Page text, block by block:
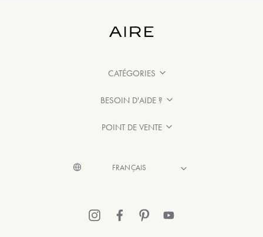
CATÉGORIES
BESOIN D'AIDE ?
POINT DE VENTE